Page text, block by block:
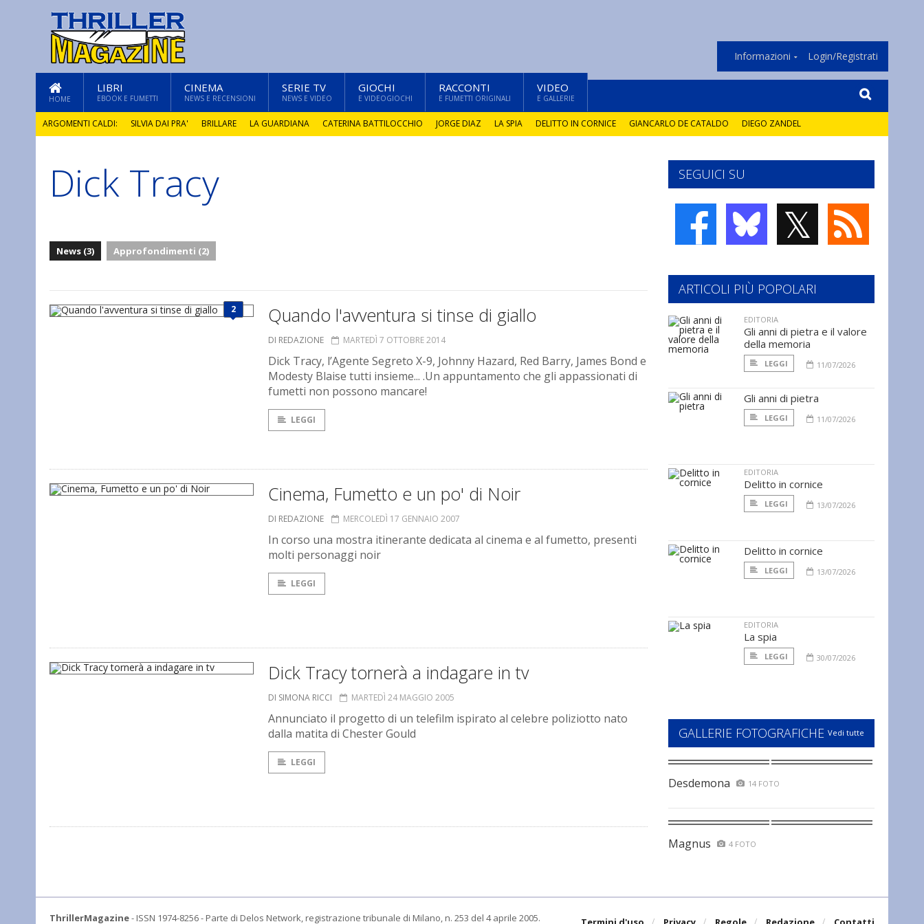
Informazioni Login/Registrati
HOME
LIBRI
EBOOK E FUMETTI
CINEMA
NEWS E RECENSIONI
SERIE TV
NEWS E VIDEO
GIOCHI
E VIDEOGIOCHI
RACCONTI
E FUMETTI ORIGINALI
VIDEO
E GALLERIE
ARGOMENTI CALDI: SILVIA DAI PRA' BRILLARE LA GUARDIANA CATERINA BATTILOCCHIO JORGE DIAZ LA SPIA DELITTO IN CORNICE GIANCARLO DE CATALDO DIEGO ZANDEL
GLI ANNI DI PIETRA
Dick Tracy
News (3) Approfondimenti (2)
2 Quando l'avventura si tinse di giallo
DI REDAZIONE MARTEDÌ 7 OTTOBRE 2014
Dick Tracy, l’Agente Segreto X-9, Johnny Hazard, Red Barry, James Bond e
Modesty Blaise tutti insieme... .Un appuntamento che gli appassionati di
fumetti non possono mancare!
LEGGI
Cinema, Fumetto e un po' di Noir
DI REDAZIONE MERCOLEDÌ 17 GENNAIO 2007
In corso una mostra itinerante dedicata al cinema e al fumetto, presenti
molti personaggi noir
LEGGI
Dick Tracy tornerà a indagare in tv
DI SIMONA RICCI MARTEDÌ 24 MAGGIO 2005
Annunciato il progetto di un telefilm ispirato al celebre poliziotto nato
dalla matita di Chester Gould
LEGGI
SEGUICI SU
𝕏
ARTICOLI PIÙ POPOLARI
EDITORIA
Gli anni di pietra e il valore
della memoria
LEGGI 11/07/2026
Gli anni di pietra
LEGGI 11/07/2026
EDITORIA
Delitto in cornice
LEGGI 13/07/2026
Delitto in cornice
LEGGI 13/07/2026
EDITORIA
La spia
LEGGI 30/07/2026
GALLERIE FOTOGRAFICHE Vedi tutte
Desdemona 14 FOTO
Magnus 4 FOTO
ThrillerMagazine- ISSN 1974-8256 - Parte di Delos Network, registrazione tribunale di Milano, n. 253 del 4 aprile 2005.